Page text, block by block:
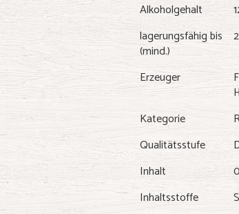
Alkoholgehalt
lagerungsfähig bis
(mind.)
Erzeuger
Kategorie
Qualitätsstufe
Inhalt
Inhaltsstoffe